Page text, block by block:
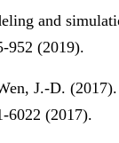
and
952 (2019).
J.-D.
6022 (2017).